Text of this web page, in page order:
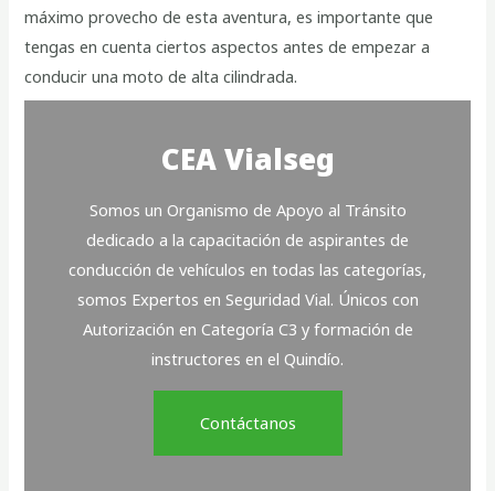
máximo provecho de esta aventura, es importante que
tengas en cuenta ciertos aspectos antes de empezar a
conducir una moto de alta cilindrada.
CEA Vialseg
Somos un Organismo de Apoyo al Tránsito
dedicado a la capacitación de aspirantes de
conducción de vehículos en todas las categorías,
somos Expertos en Seguridad Vial. Únicos con
Autorización en Categoría C3 y formación de
instructores en el Quindío.
Contáctanos